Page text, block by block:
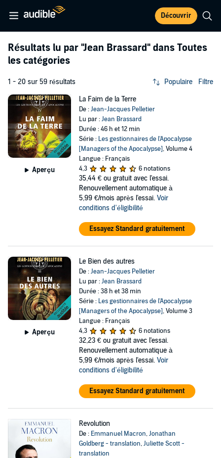
Découvrir
Résultats lu par "Jean Brassard" dans Toutes
les catégories
1 - 20 sur 59 résultats Populaire Filtre
Aperçu
La Faim de la Terre
De :Jean-Jacques Pelletier
Lu par :Jean Brassard
Durée : 46 h et 12 min
Série : Les gestionnaires de l'Apocalypse
[Managers of the Apocalypse], Volume 4
Langue : Français
4,3
6 notations
35,44 € ou gratuit avec l'essai.
Renouvellement automatique à
5,99 €/mois après l'essai. Voir
conditions d'éligibilité
Essayez Standard gratuitement
Aperçu
Le Bien des autres
De :Jean-Jacques Pelletier
Lu par :Jean Brassard
Durée : 38 h et 38 min
Série : Les gestionnaires de l'Apocalypse
[Managers of the Apocalypse], Volume 3
Langue : Français
4,3
6 notations
32,23 € ou gratuit avec l'essai.
Renouvellement automatique à
5,99 €/mois après l'essai. Voir
conditions d'éligibilité
Essayez Standard gratuitement
Revolution
De : Emmanuel Macron,Jonathan
Goldberg - translation,Juliette Scott -
translation